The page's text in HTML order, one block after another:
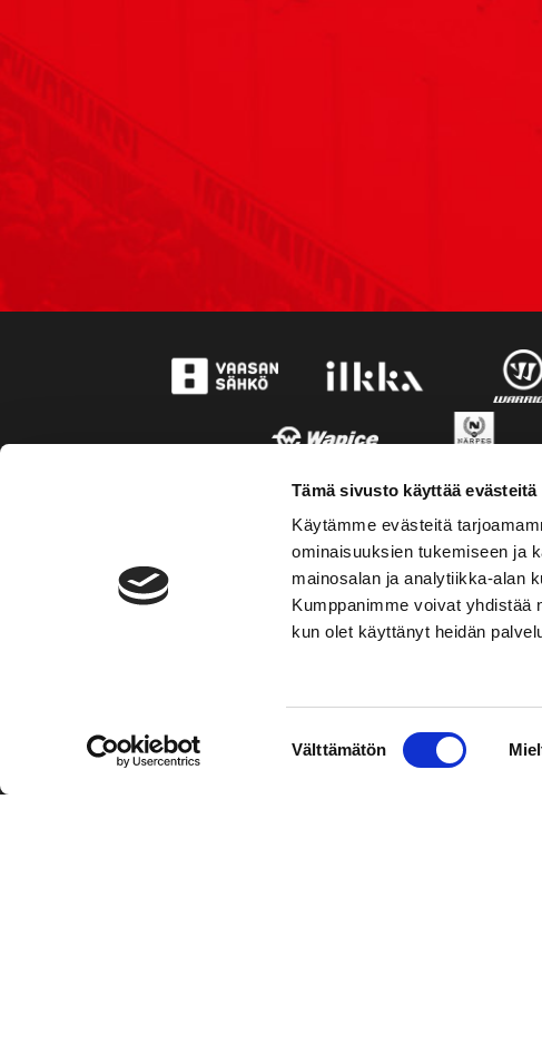
Tämä sivusto käyttää evästeitä
Käytämme evästeitä
ominaisuuksien tukemiseen ja
mainosalan ja analytiikka-alan
Kumppanimme voivat yhdistää
kun olet käyttänyt heidän
Välttämätön
Hockey-Team Vaasan Sport Oy
Puh: 02 01